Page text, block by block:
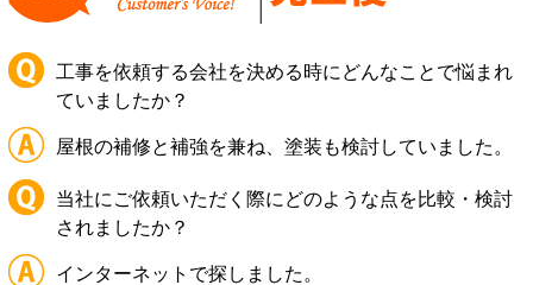
工事を依頼する会社を決める時にどんなことで悩まれ
ていましたか？
屋根の補修と補強を兼ね、塗装も検討していました。
当社にご依頼いただく際にどのような点を比較・検討
されましたか？
インターネットで探しました。